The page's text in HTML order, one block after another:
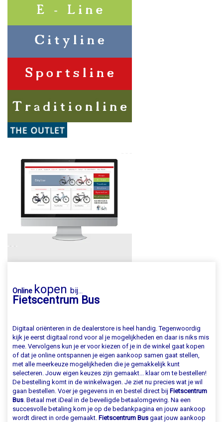
Online kopen bij
Fietscentrum Bus
Digitaal oriënteren in de dealerstore is heel handig. Tegenwoordig
kijk je eerst digitaal rond voor al je mogelijkheden en daar is niks mis
mee. Vervolgens kun je er voor kiezen of je in de winkel gaat kopen
of dat je online ontspannen je eigen aankoop samen gaat stellen,
met alle meerkeuze mogelijkheden die je gemakkelijk kunt
selecteren. Jouw eigen keuzes zijn gemaakt... klaar om te bestellen!
De bestelling komt in de winkelwagen. Je ziet nu precies wat je wil
gaan bestellen. Voer je gegevens in en bestel direct bij Fietscentrum
Bus . Betaal met iDeal in de beveiligde betaalomgeving. Na een
succesvolle betaling kom je op de bedankpagina en jouw aankoop
wordt direct in orde gemaakt. Fietscentrum Bus gaat jouw aankoop